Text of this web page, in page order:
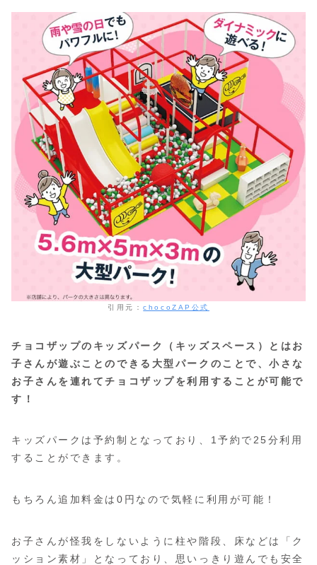
引用元：chocoZAP公式
チョコザップのキッズパーク（キッズスペース）とはお
子さんが遊ぶことのできる大型パークのことで、小さな
お子さんを連れてチョコザップを利用することが可能で
す！
キッズパークは予約制となっており、1予約で25分利用
することができます。
もちろん追加料金は0円なので気軽に利用が可能！
お子さんが怪我をしないように柱や階段、床などは「ク
ッション素材」となっており、思いっきり遊んでも安全